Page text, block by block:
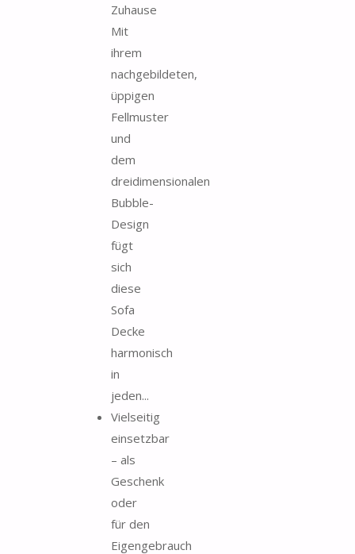
Zuhause
Mit
ihrem
nachgebildeten,
üppigen
Fellmuster
und
dem
dreidimensionalen
Bubble-
Design
fügt
sich
diese
Sofa
Decke
harmonisch
in
jeden...
Vielseitig
einsetzbar
– als
Geschenk
oder
für den
Eigengebrauch